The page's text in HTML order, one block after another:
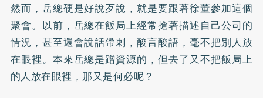
然而，岳總硬是好說歹說，就是要跟著徐董參加這個
聚會。以前，岳總在飯局上經常搶著描述自己公司的
情況，甚至還會說話帶刺，酸言酸語，毫不把別人放
在眼裡。本來岳總是蹭資源的，但去了又不把飯局上
的人放在眼裡，那又是何必呢？